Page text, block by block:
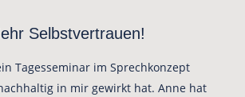
Selbstvertrauen!
Tagesseminar im Sprechkonzept
in mir gewirkt hat. Anne hat